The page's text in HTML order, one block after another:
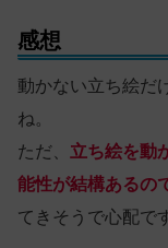
感想
動かない立ち絵だ
ね。
ただ、 立ち絵を動
能性が結構あるの
てきそうで心配で